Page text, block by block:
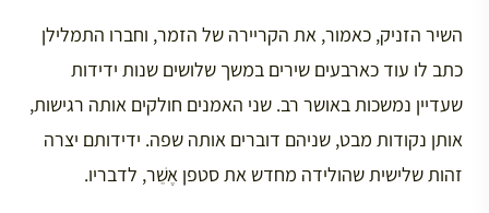
השיר הזניק, כאמור, את הקריירה של הזמר, וחברו התמלילן
כתב לו עוד כארבעים שירים במשך שלושים שנות ידידות
שעדיין נמשכות באושר רב. שני האמנים חולקים אותה רגישות,
אותן נקודות מבט, שניהם דוברים אותה שפה. ידידותם יצרה
זהות שלישית שהולידה מחדש את סטפן אֶשֵׁר, לדבריו.